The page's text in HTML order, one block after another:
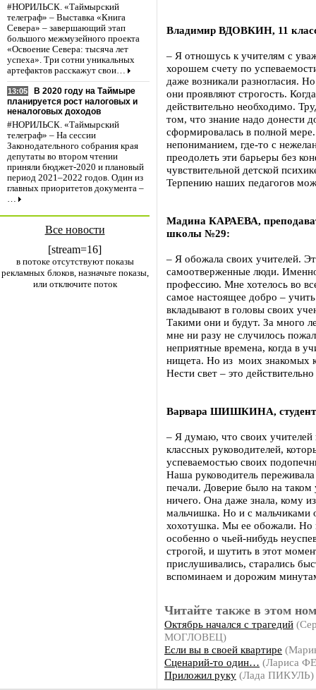
#НОРИЛЬСК. «Таймырский
телеграф» – Выставка «Книга
Севера» – завершающий этап
большого межмузейного проекта
«Освоение Севера: тысяча лет
успеха». Три сотни уникальных
артефактов расскажут свои…
13:05
В 2020 году на Таймыре
планируется рост налоговых и
неналоговых доходов
#НОРИЛЬСК. «Таймырский
телеграф» – На сессии
Законодательного собрания края
депутаты во втором чтении
приняли бюджет-2020 и плановый
период 2021–2022 годов. Один из
главных приоритетов документа –
…
Все новости
[stream=16]
в потоке отсутствуют показы
рекламных блоков, назначьте показы,
или отключите поток
Владимир ВДОВКИН, 11
– Я отношусь к учителям с
хорошем счету по
даже возникали разногласия.
они проявляют строгость.
действительно необходимо.
том, что знание надо донести
сформировалась в полной
непониманием, где-то с
преодолеть эти барьеры без
чувствительной детской
Терпению наших педагогов
Мадина КАРАЕВА,
школы №29:
– Я обожала своих учителей.
самоотверженные люди.
профессию. Мне хотелось во
самое настоящее добро –
вкладывают в головы своих
Такими они и будут. За много
мне ни разу не случилось
неприятные времена, когда в
нищета. Но из моих знакомых
Нести свет – это действительно
Варвара ШИШКИНА,
– Я думаю, что своих
классных руководителей,
успеваемостью своих
Наша руководитель
печали. Доверие было на
ничего. Она даже знала, кому
мальчишка. Но и с мальчиками
хохотушка. Мы ее обожали. Но
особенно о чьей-нибудь
строгой, и шутить в этот
прислушивались, старались
вспоминаем и дорожим
Читайте также в этом
Октябрь начался с трагедий
МОГЛОВЕЦ)
Если вы в своей квартире
Сценарий-то один… (Лариса
Приложил руку (Лада ПИКУЛЬ)